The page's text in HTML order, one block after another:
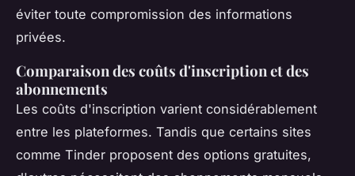
éviter toute compromission des informations
privées.
Comparaison des coûts d'inscription et des
abonnements
Les coûts d'inscription varient considérablement
entre les plateformes. Tandis que certains sites
comme Tinder proposent des options gratuites,